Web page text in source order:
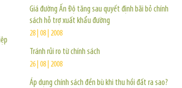
Giá đường Ấn Độ tăng sau quyết định bãi bỏ chính
sách hỗ trợ xuất khẩu đường
28 | 08 | 2008
Tránh rủi ro từ chính sách
26 | 08 | 2008
Áp dụng chính sách đền bù khi thu hồi đất ra sao?